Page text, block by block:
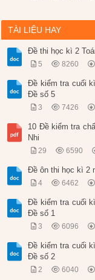
TÀI LIỆU HAY
Đề thi học kì 2
5 8260
Đề kiểm tra cuối
Đề số 5
3 7426
10 Đề kiểm tra
Nhi
29 6590
Đề ôn thi học kì 2
4 6462
Đề kiểm tra cuối
Đề số 1
3 6096
Đề kiểm tra cuối
Đề số 2
2 6040